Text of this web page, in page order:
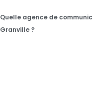
Quelle agence de
Granville ?